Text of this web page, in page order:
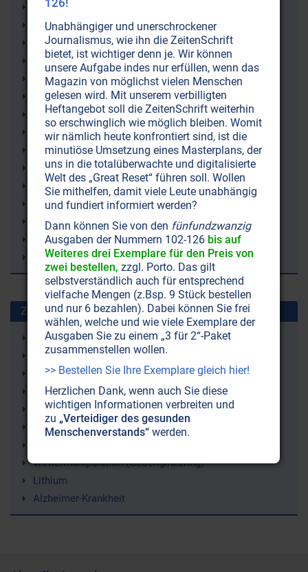
Rüstungsindustrie (Militärisch-industrieller Komplex)
Saddam Hussein
Islam
Amerika
George W. Bush Jr.
Zionismus
USA (Vereinigte Staaten von Amerika)
Politik
Militär
Manipulation
Kriege
Israellobby
Israel
Irak
Golfkrieg
Zuletzt gesuchte Stichworte
Just Nuisance (ein Hund)
Leukämie
9/11 (11. September 2001)
Erde
Atomenergie
Sergej N. Lazarev
Wettermanipulation (Geoengineering)
Lithium
Alzheimer-Krankheit
126!
Unabhängiger und unerschrockener
Journalismus, wie ihn die ZeitenSchrift
bietet, ist wichtiger denn je. Wir können
unsere Aufgabe indes nur erfüllen, wenn das
Magazin von möglichst vielen Menschen
gelesen wird. Mit unserem verbilligten
Heftangebot soll die ZeitenSchrift weiterhin
so erschwinglich wie möglich bleiben. Womit
wir nämlich heute konfrontiert sind, ist die
minutiöse Umsetzung eines Masterplans, der
uns in die totalüberwachte und digitalisierte
Welt des „Great Reset“ führen soll. Wollen
Sie mithelfen, damit viele Leute unabhängig
und fundiert informiert werden?
Dann können Sie von den fünfundzwanzig
Ausgaben der Nummern 102-126 bis auf
Weiteres drei Exemplare für den Preis von
zwei bestellen, zzgl. Porto. Das gilt
selbstverständlich auch für entsprechend
vielfache Mengen (z.Bsp. 9 Stück bestellen
und nur 6 bezahlen). Dabei können Sie frei
wählen, welche und wie viele Exemplare der
Ausgaben Sie zu einem „3 für 2“-Paket
zusammenstellen wollen.
>> Bestellen Sie Ihre Exemplare gleich hier!
Herzlichen Dank, wenn auch Sie diese
wichtigen Informationen verbreiten und
zu „Verteidiger des gesunden
Menschenverstands“ werden.